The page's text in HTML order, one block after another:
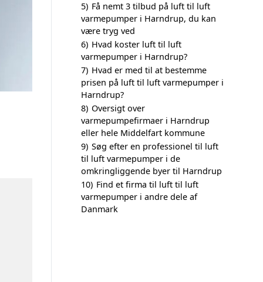
5) Få nemt 3 tilbud på luft til luft
varmepumper i Harndrup, du kan
være tryg ved
6) Hvad koster luft til luft
varmepumper i Harndrup?
7) Hvad er med til at bestemme
prisen på luft til luft varmepumper i
Harndrup?
8) Oversigt over
varmepumpefirmaer i Harndrup
eller hele Middelfart kommune
9) Søg efter en professionel til luft
til luft varmepumper i de
omkringliggende byer til Harndrup
10) Find et firma til luft til luft
varmepumper i andre dele af
Danmark